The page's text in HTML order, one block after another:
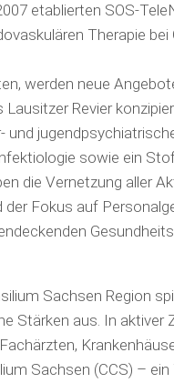
etablierten SOS-
Therapie
werden neue
Revier
und
sowie ein
die Vernetzung aller
Fokus auf
Sachsen Region
Stärken aus. In aktiver
Sachsen (CCS) –